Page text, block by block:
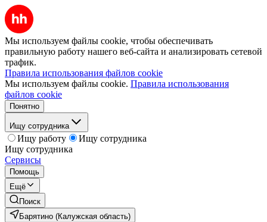
Мы используем файлы cookie, чтобы обеспечивать
правильную работу нашего веб-сайта и анализировать сетевой
трафик.
Правила использования файлов cookie
Мы используем файлы cookie. Правила использования
файлов cookie
Понятно
Ищу сотрудника
Ищу работу
Ищу сотрудника
Ищу сотрудника
Сервисы
Помощь
Ещё
Поиск
Барятино (Калужская область)